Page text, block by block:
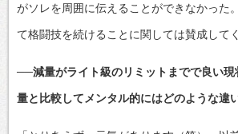
がソレを周囲に伝えることができなかった
て格闘技を続けることに関しては賛成して
──減量がライト級のリミットまでで良い現
量と比較してメンタル的にはどのような違